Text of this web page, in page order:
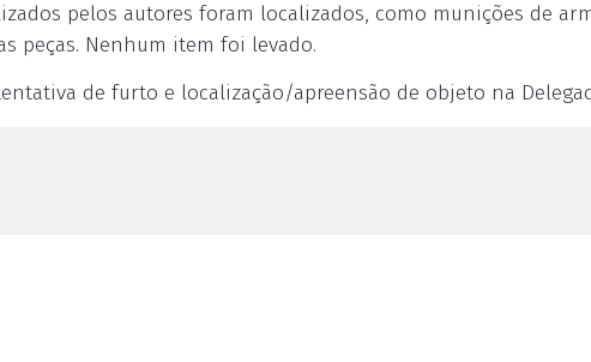
pelos autores foram localizados, como munições de
peças. Nenhum item foi levado.
de furto e localização/apreensão de objeto na